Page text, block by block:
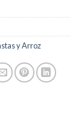
y Arroz